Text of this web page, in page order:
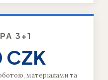
3+1
матеріалами та